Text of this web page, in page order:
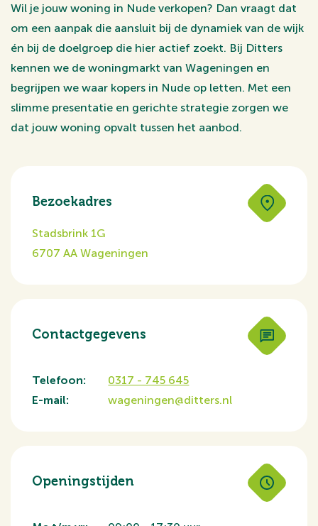
Wil je jouw woning in Nude verkopen? Dan vraagt dat
om een aanpak die aansluit bij de dynamiek van de wijk
én bij de doelgroep die hier actief zoekt. Bij Ditters
kennen we de woningmarkt van Wageningen en
begrijpen we waar kopers in Nude op letten. Met een
slimme presentatie en gerichte strategie zorgen we
dat jouw woning opvalt tussen het aanbod.
Bezoekadres
Stadsbrink 1G
6707 AA Wageningen
Contactgegevens
Telefoon:
0317 - 745 645
E-mail:
wageningen@ditters.nl
Openingstijden